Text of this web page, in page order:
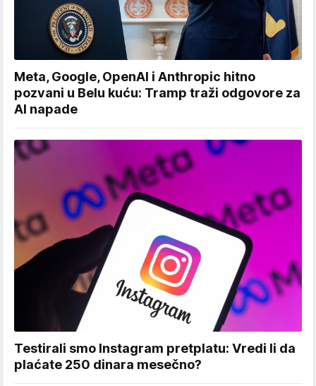
Meta, Google, OpenAI i Anthropic hitno
pozvani u Belu kuću: Tramp traži odgovore za
AI napade
Testirali smo Instagram pretplatu: Vredi li da
plaćate 250 dinara mesečno?